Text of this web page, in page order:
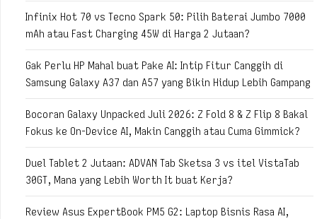
Infinix Hot 70 vs Tecno Spark 50: Pilih Baterai Jumbo 7000
mAh atau Fast Charging 45W di Harga 2 Jutaan?
Gak Perlu HP Mahal buat Pake AI: Intip Fitur Canggih di
Samsung Galaxy A37 dan A57 yang Bikin Hidup Lebih Gampang
Bocoran Galaxy Unpacked Juli 2026: Z Fold 8 & Z Flip 8 Bakal
Fokus ke On-Device AI, Makin Canggih atau Cuma Gimmick?
Duel Tablet 2 Jutaan: ADVAN Tab Sketsa 3 vs itel VistaTab
30GT, Mana yang Lebih Worth It buat Kerja?
Review Asus ExpertBook PM5 G2: Laptop Bisnis Rasa AI,